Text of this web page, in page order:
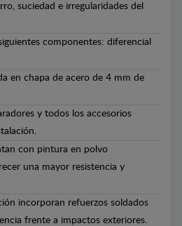
suciedad e irregularidades del
componentes: diferencial
en chapa de acero de 4 mm de
y todos los accesorios
con pintura en polvo
una mayor resistencia y
incorporan refuerzos soldados
frente a impactos exteriores.